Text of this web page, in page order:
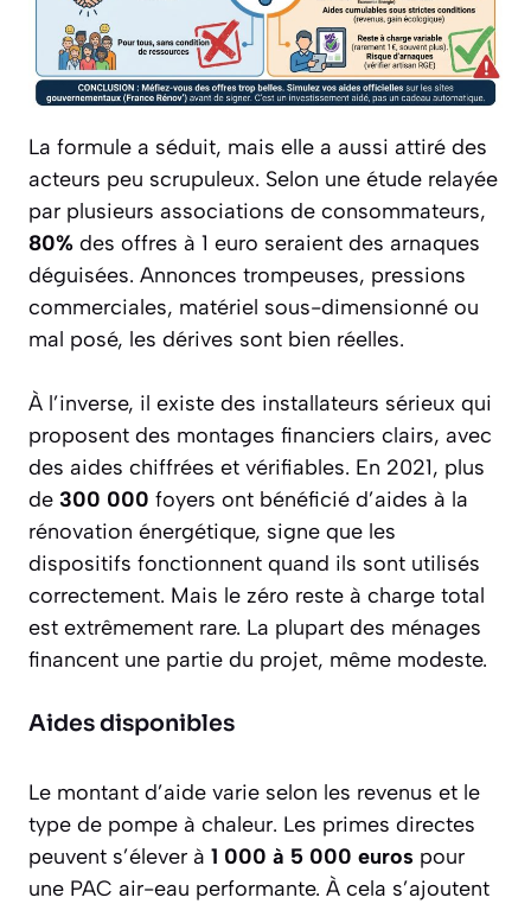
La formule a séduit, mais elle a aussi attiré des
acteurs peu scrupuleux. Selon une étude relayée
par plusieurs associations de consommateurs,
80% des offres à 1 euro seraient des arnaques
déguisées. Annonces trompeuses, pressions
commerciales, matériel sous-dimensionné ou
mal posé, les dérives sont bien réelles.
À l’inverse, il existe des installateurs sérieux qui
proposent des montages financiers clairs, avec
des aides chiffrées et vérifiables. En 2021, plus
de 300 000 foyers ont bénéficié d’aides à la
rénovation énergétique, signe que les
dispositifs fonctionnent quand ils sont utilisés
correctement. Mais le zéro reste à charge total
est extrêmement rare. La plupart des ménages
financent une partie du projet, même modeste.
Aides disponibles
Le montant d’aide varie selon les revenus et le
type de pompe à chaleur. Les primes directes
peuvent s’élever à 1 000 à 5 000 euros pour
une PAC air-eau performante. À cela s’ajoutent